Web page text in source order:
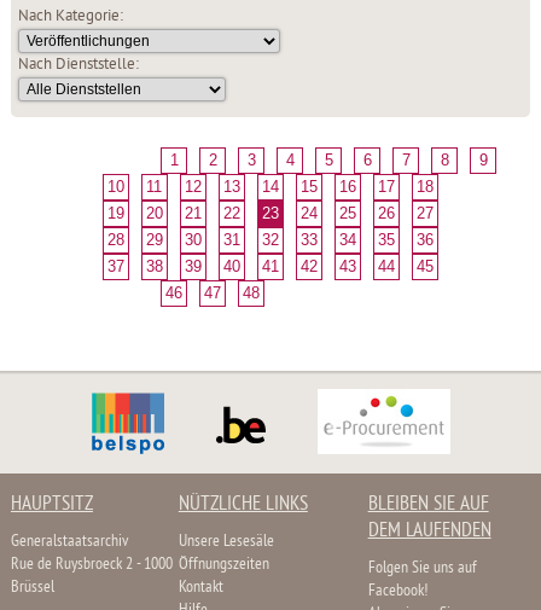
Nach Kategorie:
Nach Dienststelle:
1 2 3 4 5 6 7 8
9
10
11 12 13 14 15 16 17
18
19
20 21 22 23 24 25 26
27
28
29 30 31 32 33 34 35
36
37
38 39 40 41 42 43 44
45
46
47 48
HAUPTSITZ
Generalstaatsarchiv
Rue de Ruysbroeck 2 - 1000
Brüssel
NÜTZLICHE LINKS
Unsere Lesesäle
Öffnungszeiten
Kontakt
BLEIBEN SIE AUF
DEM LAUFENDEN
Folgen Sie uns auf
Facebook!